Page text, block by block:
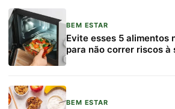
BEM ESTAR
Evite esses 5 alimentos
para não correr riscos à
BEM ESTAR